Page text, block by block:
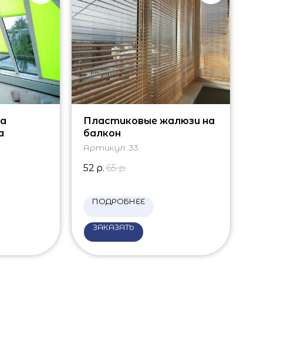
Пластиковые жалюзи на
балкон
Артикул: 33
52 р. 65 р.
ПОДРОБНЕЕ
ЗАКАЗАТЬ